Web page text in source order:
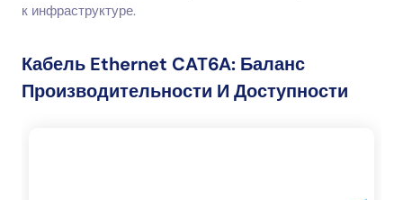
к инфраструктуре.
Кабель Ethernet CAT6A: Баланс
Производительности И Доступности